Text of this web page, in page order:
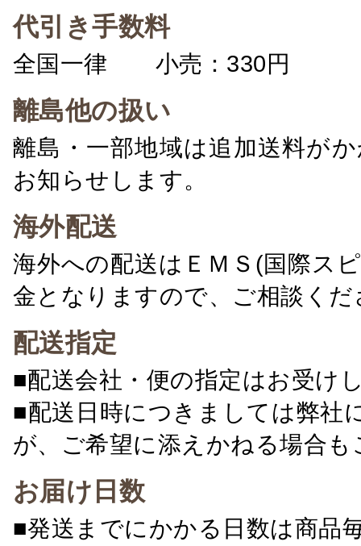
代引き手数料
全国一律 小売：330円 卸
離島他の扱い
離島・一部地域は追加送料が
お知らせします。
海外配送
海外への配送はＥＭＳ(国際ス
金となりますので、ご相談くだ
配送指定
■配送会社・便の指定はお受け
■配送日時につきましては弊社
が、ご希望に添えかねる場合
お届け日数
■発送までにかかる日数は商品